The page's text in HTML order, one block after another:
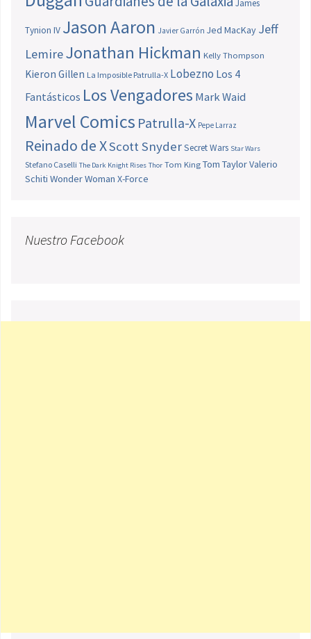
James
Tynion IV Jason Aaron Javier Garrón Jed MacKay Jeff
LemireJonathan Hickman Kelly Thompson
Kieron Gillen La Imposible Patrulla-X Lobezno Los 4
Fantásticos Los Vengadores Mark Waid
Marvel Comics Patrulla-X Pepe Larraz
Reinado de XScott SnyderSecret Wars Star Wars
Stefano Caselli The Dark Knight Rises Thor Tom King Tom TaylorValerio
Schiti Wonder Woman X-Force
Nuestro Facebook